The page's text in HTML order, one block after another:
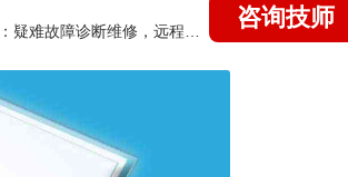
咨询技师